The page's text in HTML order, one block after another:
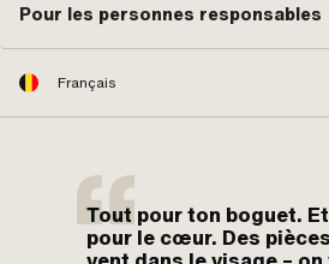
Pour les personnes responsables
Français
Tout pour ton boguet.
pour le cœur. Des